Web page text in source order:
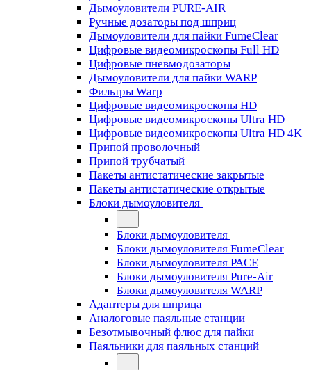
Дымоуловители PURE-AIR
Ручные дозаторы под шприц
Дымоуловители для пайки FumeClear
Цифровые видеомикроскопы Full HD
Цифровые пневмодозаторы
Дымоуловители для пайки WARP
Фильтры Warp
Цифровые видеомикроскопы HD
Цифровые видеомикроскопы Ultra HD
Цифровые видеомикроскопы Ultra HD 4K
Припой проволочный
Припой трубчатый
Пакеты антистатические закрытые
Пакеты антистатические открытые
Блоки дымоуловителя
Блоки дымоуловителя
Блоки дымоуловителя FumeClear
Блоки дымоуловителя PACE
Блоки дымоуловителя Pure-Air
Блоки дымоуловителя WARP
Адаптеры для шприца
Аналоговые паяльные станции
Безотмывочный флюс для пайки
Паяльники для паяльных станций